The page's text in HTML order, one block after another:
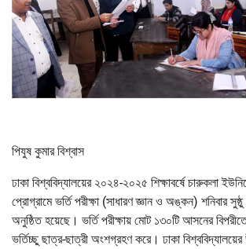
পিযুষ কুমার বিশ্বাস
ঢাকা বিশ্ববিদ্যালয়ের ২০২৪-২০২৫ শিক্ষাবর্ষে চারুকলা
প্রোগ্রামে ভর্তি পরীক্ষা (সাধারণ জ্ঞান ও অঙ্কন) শনিবার সুষ্ঠু
অনুষ্ঠিত হয়েছে। ভর্তি পরীক্ষায় মোট ১৩০টি আসনের
ভর্তিচ্ছু ছাত্র-ছাত্রী অংশগ্রহণ করে। ঢাকা